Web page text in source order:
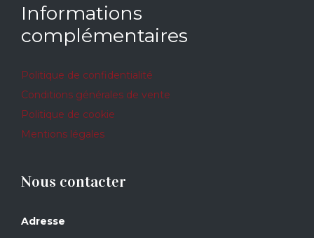
Informations
complémentaires
Politique de confidentialité
Conditions générales de vente
Politique de cookie
Mentions légales
Nous contacter
Adresse